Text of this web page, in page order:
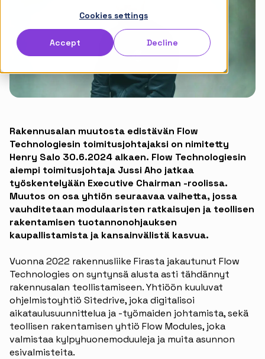
Cookies settings
Accept Decline
Ryhdy Sitedrive-kumppaniksi
Ura Sitedrivella
Rakennusalan muutosta edistävän Flow
Technologiesin toimitusjohtajaksi on nimitetty
Henry Salo 30.6.2024 alkaen. Flow Technologiesin
aiempi toimitusjohtaja Jussi Aho jatkaa
työskentelyään Executive Chairman -roolissa.
Muutos on osa yhtiön seuraavaa vaihetta, jossa
vauhditetaan modulaaristen ratkaisujen ja teollisen
rakentamisen tuotannonohjauksen
kaupallistamista ja kansainvälistä kasvua.
Vuonna 2022 rakennusliike Firasta jakautunut Flow
Technologies on syntynsä alusta asti tähdännyt
rakennusalan teollistamiseen. Yhtiöön kuuluvat
ohjelmistoyhtiö Sitedrive, joka digitalisoi
aikataulusuunnittelua ja -työmaiden johtamista, sekä
teollisen rakentamisen yhtiö Flow Modules, joka
valmistaa kylpyhuonemoduuleja ja muita asunnon
esivalmisteita.